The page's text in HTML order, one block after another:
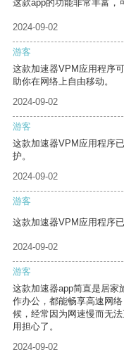
这款app的功能非常丰富，
2024-09-02
游客
这款加速器VPM应用程序
助你在网络上自由移动。
2024-09-02
游客
这款加速器VPM应用程序
护。
2024-09-02
游客
这款加速器VPM应用程序
2024-09-02
游客
这款加速器app简直是居家
作办公，都能畅享高速网
候，经常因为网速慢而无
用担心了。
2024-09-02